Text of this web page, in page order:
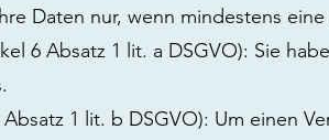
Daten nur, wenn mindestens
6 Absatz 1 lit. a DSGVO): Sie
1 lit. b DSGVO): Um einen